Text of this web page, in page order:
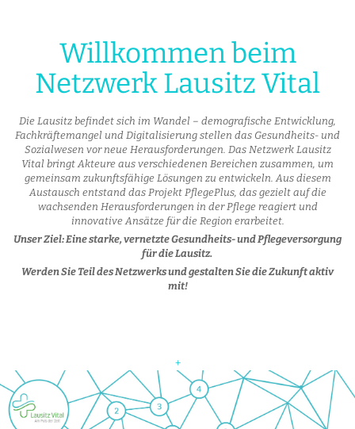
Willkommen beim
Netzwerk Lausitz Vital
Die Lausitz befindet sich im Wandel – demografische Entwicklung,
Fachkräftemangel und Digitalisierung stellen das Gesundheits- und
Sozialwesen vor neue Herausforderungen. Das Netzwerk Lausitz
Vital bringt Akteure aus verschiedenen Bereichen zusammen, um
gemeinsam zukunftsfähige Lösungen zu entwickeln. Aus diesem
Austausch entstand das Projekt PflegePlus, das gezielt auf die
wachsenden Herausforderungen in der Pflege reagiert und
innovative Ansätze für die Region erarbeitet.
Unser Ziel: Eine starke, vernetzte Gesundheits- und Pflegeversorgung
für die Lausitz.
Werden Sie Teil des Netzwerks und gestalten Sie die Zukunft aktiv
mit!
+